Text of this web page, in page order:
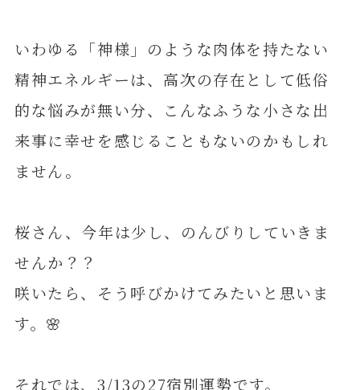
いわゆる「神様」のような肉体を持たない
精神エネルギーは、高次の存在として低俗
的な悩みが無い分、こんなふうな小さな出
来事に幸せを感じることもないのかもしれ
ません。
桜さん、今年は少し、のんびりしていきま
せんか？？
咲いたら、そう呼びかけてみたいと思いま
す。🌸
それでは、3/13の27宿別運勢です。